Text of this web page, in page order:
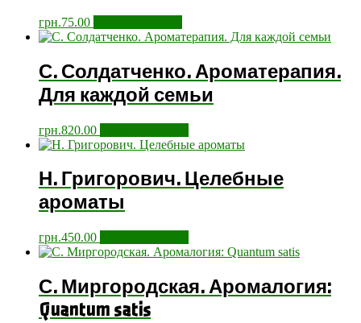
грн.75.00
С. Солдатченко. Ароматерапия.
Для каждой семьи
грн.820.00
Н. Григорович. Целебные
ароматы
грн.450.00
С. Миргородская. Аромалогия:
Quantum satis